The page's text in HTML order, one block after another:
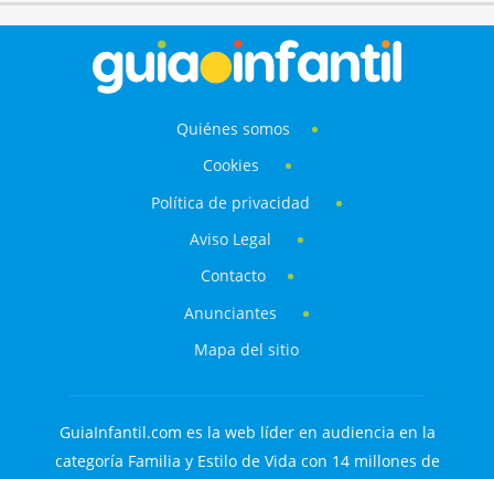
Quiénes somos
Cookies
Política de privacidad
Aviso Legal
Contacto
Anunciantes
Mapa del sitio
GuiaInfantil.com es la web líder en audiencia en la
categoría Familia y Estilo de Vida con 14 millones de